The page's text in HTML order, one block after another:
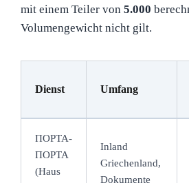
mit einem Teiler von 5.000
Volumengewicht nicht gilt.
Dienst Umfang
ΠΟΡΤΑ-
ΠΟΡΤΑ
(Haus
Inland
Griechenland,
Dokumente